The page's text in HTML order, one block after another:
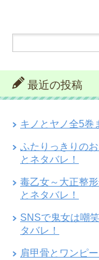
最近の投稿
キノとヤノ全5巻
ふたりっきりの
とネタバレ！
毒乙女～大正整
とネタバレ！
SNSで鬼女は嘲
タバレ！
肩甲骨とワンピ